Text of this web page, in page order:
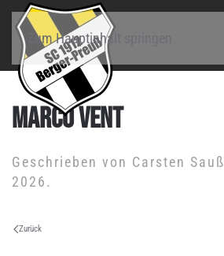
Zum Hauptinhalt springen
MARCO VENT
Geschrieben von Carsten Sauß
2026.
Zurück